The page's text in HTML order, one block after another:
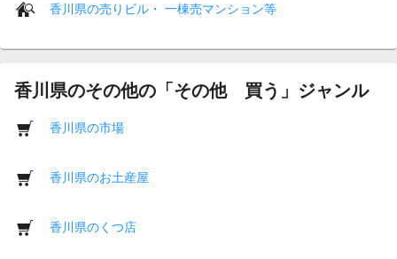
香川県の売りビル・ 一棟売マンション等
香川県のその他の「その他 買う」ジャンル
香川県の市場
香川県のお土産屋
香川県のくつ店